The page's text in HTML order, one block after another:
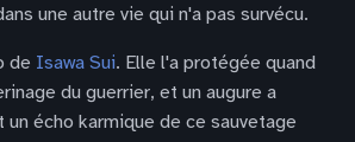
une autre vie qui n'a pas survécu.
de Isawa Sui. Elle l'a protégée quand
du guerrier, et un augure a
un écho karmique de ce sauvetage